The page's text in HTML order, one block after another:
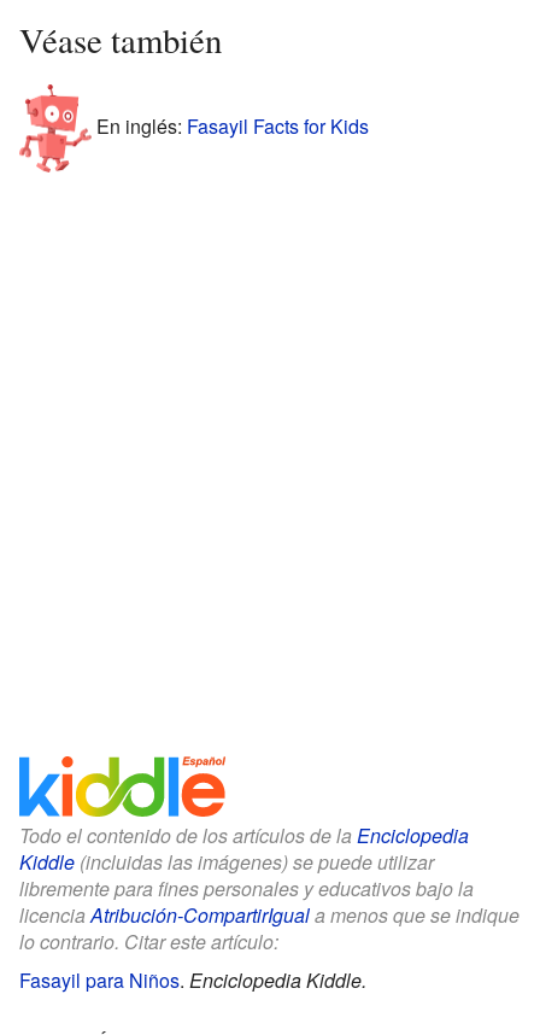
Véase también
En inglés: Fasayil Facts for Kids
Todo el contenido de los artículos de la Enciclopedia
Kiddle (incluidas las imágenes) se puede utilizar
libremente para fines personales y educativos bajo la
licenciaAtribución-CompartirIguala menos que se indique
lo contrario. Citar este artículo:
Fasayil para Niños. Enciclopedia Kiddle.